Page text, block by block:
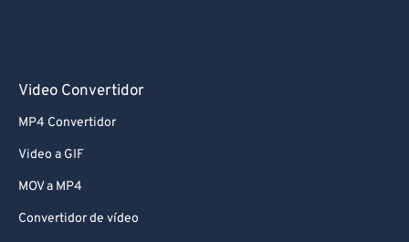
Video Convertidor
MP4 Convertidor
Video a GIF
MOV a MP4
Convertidor de vídeo